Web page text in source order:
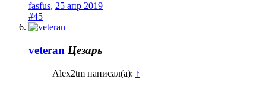
fasfus, 25 апр 2019
#45
veteran Цезарь
Alex2tm написал(а): ↑